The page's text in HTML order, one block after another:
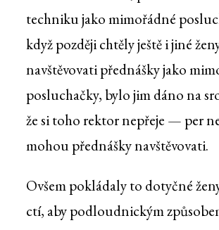
techniku jako mimořádné
když později chtěly ještě i jiné
navštěvovati přednášky jako
posluchačky, bylo jim dáno na
že si toho rektor nepřeje — per
mohou přednášky navštěvovati.
Ovšem pokládaly to dotyčné
ctí, aby podloudnickým